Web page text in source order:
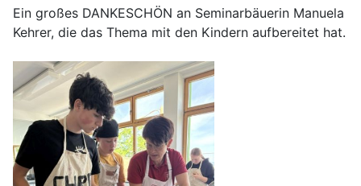
Ein großes DANKESCHÖN an Seminarbäuerin Manuela
Kehrer, die das Thema mit den Kindern aufbereitet hat.